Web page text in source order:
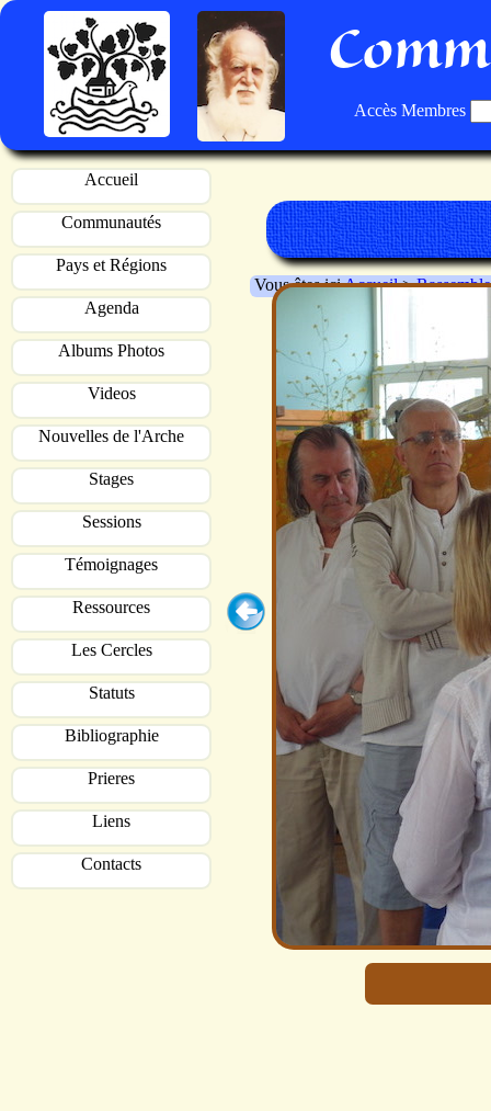
Accès Membres
Accueil
Communautés
Pays et Régions
Agenda
Albums Photos
Videos
Nouvelles de l'Arche
Stages
Sessions
Témoignages
Ressources
Les Cercles
Statuts
Bibliographie
Prieres
Liens
Contacts
Vous êtes iciAccueil>